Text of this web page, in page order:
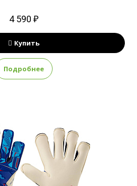
4 590 ₽
Купить
Подробнее